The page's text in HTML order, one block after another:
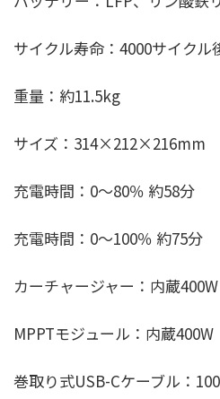
サイクル寿命：4000サイク
重量：約11.5kg
サイズ：314×212×216mm
充電時間：0〜80％ 約58分
充電時間：0〜100％ 約75分
カーチャージャー：内蔵400W
MPPTモジュール：内蔵400W
巻取り式USB-Cケーブル：